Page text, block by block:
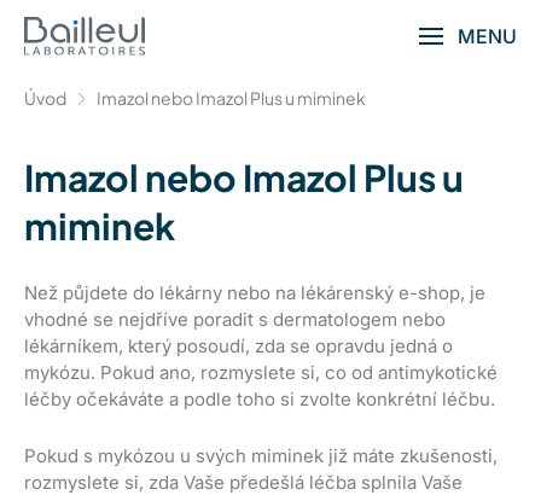
MENU
Úvod Imazol nebo Imazol Plus u miminek
Imazol nebo Imazol Plus u
miminek
Než půjdete do lékárny nebo na lékárenský e-shop, je
vhodné se nejdříve poradit s dermatologem nebo
lékárníkem, který posoudí, zda se opravdu jedná o
mykózu. Pokud ano, rozmyslete si, co od antimykotické
léčby očekáváte a podle toho si zvolte konkrétní léčbu.
Pokud s mykózou u svých miminek již máte zkušenosti,
rozmyslete si, zda Vaše předešlá léčba splnila Vaše